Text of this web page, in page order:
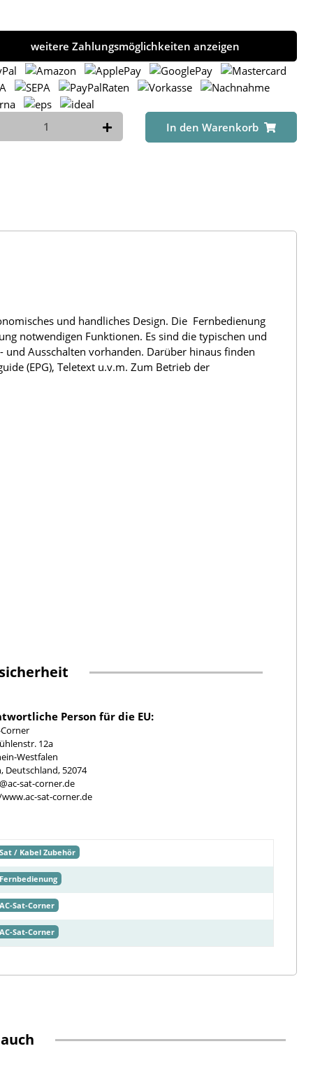
weitere Zahlungsmöglichkeiten anzeigen
In den Warenkorb
und handliches Design. Die Fernbedienung
notwendigen Funktionen. Es sind die typischen und
und Ausschalten vorhanden. Darüber hinaus finden
(EPG), Teletext u.v.m. Zum Betrieb der
Person für die EU:
12a
Westfalen
Deutschland, 52074
sat-corner.de
sat-corner.de
Sat / Kabel Zubehör
Fernbedienung
AC-Sat-Corner
AC-Sat-Corner